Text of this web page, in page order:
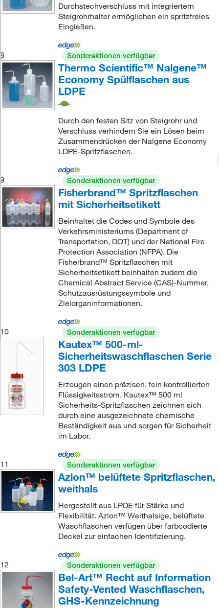
Durchstechverschluss mit integriertem
Steigrohrhalter ermöglichen ein spritzfreies
Eingießen.
8 Sonderaktionen verfügbar
Thermo Scientific™ Nalgene™
Economy Spülflaschen aus
LDPE
Durch den festen Sitz von Steigrohr und
Verschluss verhindern Sie ein Lösen beim
Zusammendrücken der Nalgene Economy
LDPE-Spritzflaschen.
9 Sonderaktionen verfügbar
Fisherbrand™ Spritzflaschen
mit Sicherheitsetikett
Beinhaltet die Codes und Symbole des
Verkehrsministeriums (Department of
Transportation, DOT) und der National Fire
Protection Association (NFPA). Die
Fisherbrand™ Spritzflaschen mit
Sicherheitsetikett beinhalten zudem die
Chemical Abstract Service (CAS)-Nummer,
Schutzausrüstungssymbole und
Zielorganinformationen.
10 Sonderaktionen verfügbar
Kautex™ 500-ml-
Sicherheitswaschflaschen Serie
303 LDPE
Erzeugen einen präzisen, fein kontrollierten
Flüssigkeitsstrom. Kautex™ 500 ml
Sicherheits-Spritzflaschen zeichnen sich
durch eine ausgezeichnete chemische
Beständigkeit aus und sorgen für Sicherheit
im Labor.
11 Sonderaktionen verfügbar
Azlon™ belüftete Spritzflaschen,
weithals
Hergestellt aus LPDE für Stärke und
Flexibilität. Azlon™ Weithalsige, belüftete
Waschflaschen verfügen über farbcodierte
Deckel zur einfachen Identifizierung.
12 Sonderaktionen verfügbar
Bel-Art™ Recht auf Information
Safety-Vented Waschflaschen,
GHS-Kennzeichnung